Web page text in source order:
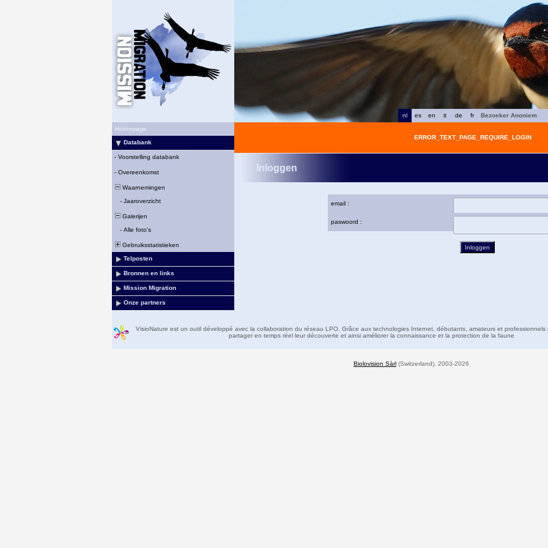
fr
de
it
en
es
nl
Bezoeker Anoniem
Homepage
Databank
- Voorstelling databank
- Overeenkomst
Waarnemingen
- Jaaroverzicht
Galerijen
- Alle foto's
Gebruiksstatistieken
Telposten
Bronnen en links
Mission Migration
Onze partners
ERROR_TEXT_PAGE_REQUIRE_LOGIN
Inloggen
email :
paswoord :
VisioNature est un outil développé avec la collaboration du réseau LPO. Grâce aux technologies Internet, débutants, amateurs et professionnels
partager en temps réel leur découverte et ainsi améliorer la connaissance et la protection de la faune
Biolovision Sàrl (Switzerland), 2003-2026